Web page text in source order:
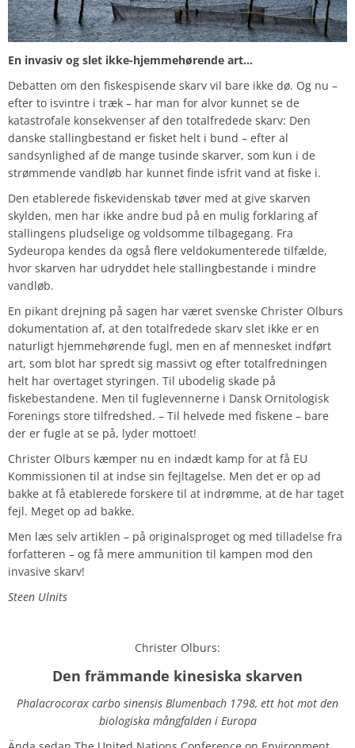
En invasiv og slet ikke-hjemmehørende art…
Debatten om den fiskespisende skarv vil bare ikke dø. Og nu –
efter to isvintre i træk – har man for alvor kunnet se de
katastrofale konsekvenser af den totalfredede skarv: Den
danske stallingbestand er fisket helt i bund – efter al
sandsynlighed af de mange tusinde skarver, som kun i de
strømmende vandløb har kunnet finde isfrit vand at fiske i.
Den etablerede fiskevidenskab tøver med at give skarven
skylden, men har ikke andre bud på en mulig forklaring af
stallingens pludselige og voldsomme tilbagegang. Fra
Sydeuropa kendes da også flere veldokumenterede tilfælde,
hvor skarven har udryddet hele stallingbestande i mindre
vandløb.
En pikant drejning på sagen har været svenske Christer Olburs
dokumentation af, at den totalfredede skarv slet ikke er en
naturligt hjemmehørende fugl, men en af mennesket indført
art, som blot har spredt sig massivt og efter totalfredningen
helt har overtaget styringen. Til ubodelig skade på
fiskebestandene. Men til fuglevennerne i Dansk Ornitologisk
Forenings store tilfredshed. – Til helvede med fiskene – bare
der er fugle at se på, lyder mottoet!
Christer Olburs kæmper nu en indædt kamp for at få EU
Kommissionen til at indse sin fejltagelse. Men det er op ad
bakke at få etablerede forskere til at indrømme, at de har taget
fejl. Meget op ad bakke.
Men læs selv artiklen – på originalsproget og med tilladelse fra
forfatteren – og få mere ammunition til kampen mod den
invasive skarv!
Steen Ulnits
Christer Olburs:
Den främmande kinesiska skarven
Phalacrocorax carbo sinensis Blumenbach 1798, ett hot mot den
biologiska mångfalden i Europa